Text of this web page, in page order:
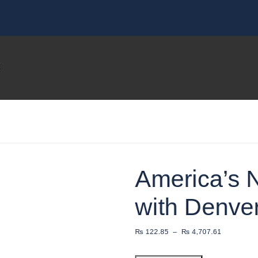
America’s
with
₨122.85 – ₨4,707.61